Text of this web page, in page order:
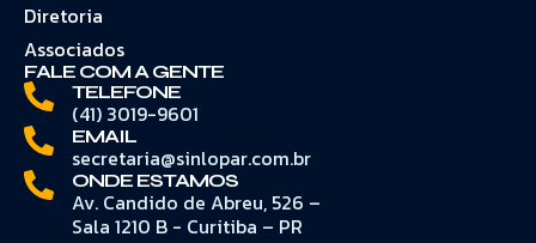
Diretoria
Associados
FALE COM A GENTE
TELEFONE
(41) 3019-9601
EMAIL
secretaria@sinlopar.com.br
ONDE ESTAMOS
Av. Candido de Abreu, 526 –
Sala 1210 B - Curitiba – PR